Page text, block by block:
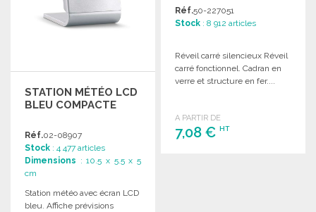
STATION MÉTÉO LCD
BLEU COMPACTE
Réf.02-08907
Stock : 4 477 articles
Dimensions : 10.5 x 5.5 x 5
cm
Station météo avec écran LCD
bleu. Affiche prévisions
Réf.50-227051
Stock : 8 912 articles
Réveil carré silencieux Réveil
carré fonctionnel. Cadran en
verre et structure en fer....
A PARTIR DE
7,08 €HT